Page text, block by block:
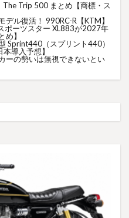
The Trip 500 まとめ【商標・ス
デル復活！ 990RC-R【KTM】
ポーツスター XL883が2027年
め】
Sprint440（スプリント440）
本導入予想】
ーの勢いは無視できないとい